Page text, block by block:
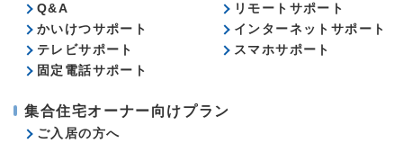
Q&A
リモートサポート
かいけつサポート
インターネットサポート
テレビサポート
スマホサポート
固定電話サポート
集合住宅オーナー向けプラン
ご入居の方へ